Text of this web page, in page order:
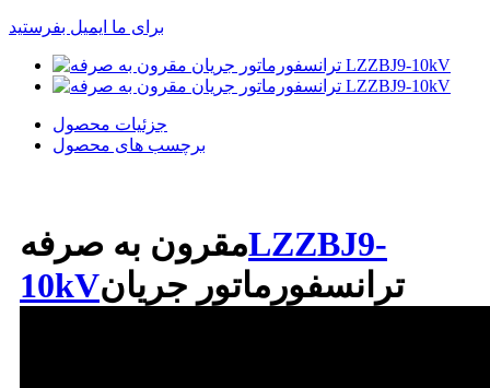
برای ما ایمیل بفرستید
جزئیات محصول
برچسب های محصول
مقرون به صرفهLZZBJ9-
10kVترانسفورماتور جریان